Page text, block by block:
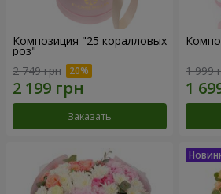
Композиция "25 коралловых
роз"
2 749 грн
Заказать
1 999